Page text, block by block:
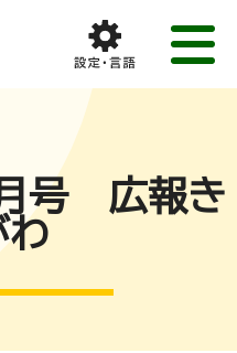
号 広報き
わ